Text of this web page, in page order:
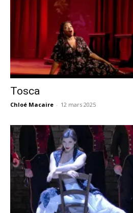
Tosca
Chloé Macaire - 12 mars 2025